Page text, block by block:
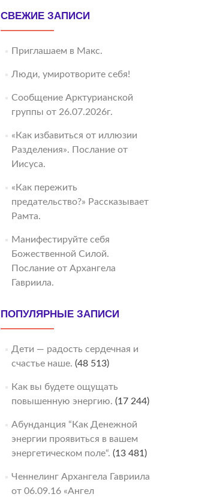
СВЕЖИЕ ЗАПИСИ
Приглашаем в Макс.
Люди, умиротворите себя!
Сообщение Арктурианской
группы от 26.07.2026г.
«Как избавиться от иллюзии
Разделения». Послание от
Иисуса.
«Как пережить
предательство?» Рассказывает
Рамта.
Манифестируйте себя
Божественной Силой.
Послание от Архангела
Гавриила.
ПОПУЛЯРНЫЕ ЗАПИСИ
Дети — радость сердечная и
счастье наше. (48 513)
Как вы будете ощущать
повышенную энергию. (17 244)
Абунданция “Как Денежной
энергии проявиться в вашем
энергетическом поле“. (13 481)
Ченнелинг Архангела Гавриила
от 06.09.16 «Ангел